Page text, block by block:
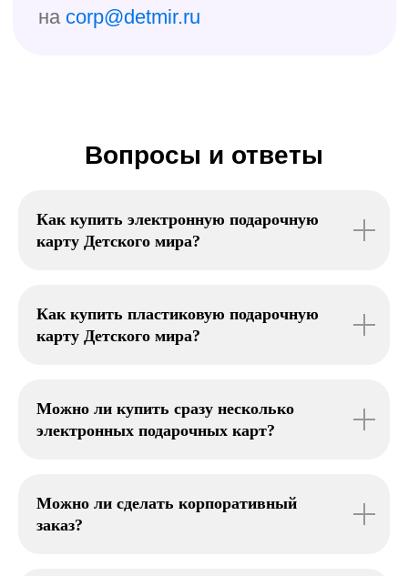
Вопросы и ответы
Как купить электронную подарочную
карту Детского мира?
Как купить пластиковую подарочную
карту Детского мира?
Можно ли купить сразу несколько
электронных подарочных карт?
Можно ли сделать корпоративный
заказ?